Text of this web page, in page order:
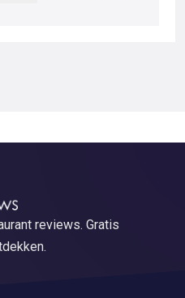
reviews. Gratis